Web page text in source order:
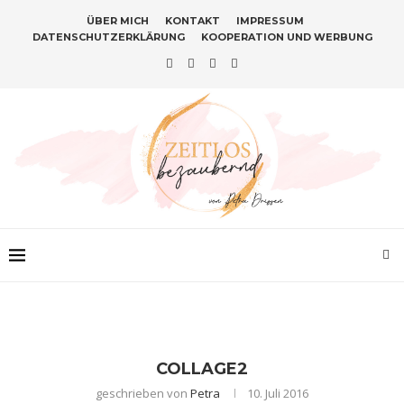
ÜBER MICH KONTAKT
IMPRESSUM
DATENSCHUTZERKLÄRUNG
KOOPERATION UND WERBUNG
COLLAGE2
geschrieben von Petra 10. Juli 2016